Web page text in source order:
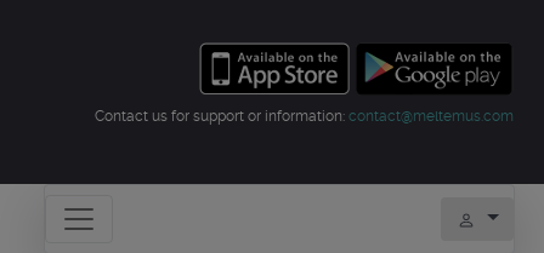
Contact us for support or information: contact@meltemus.com